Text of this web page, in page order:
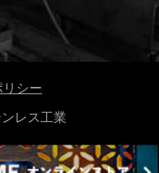
シー
レス工業